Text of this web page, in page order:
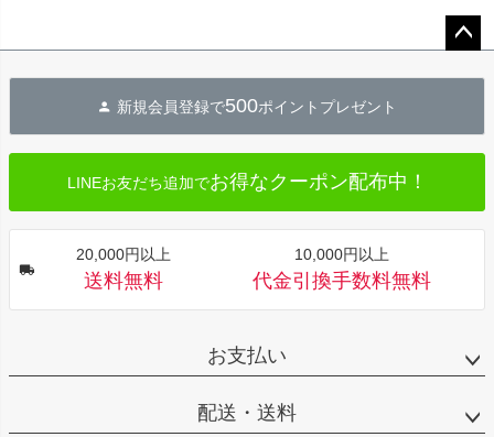
へ
新規会員登録で500ポイントプレゼント
LINEお友だち追加でお得なクーポン配布中！
20,000円以上
送料無料
10,000円以上
代金引換手数料無料
お支払い
配送・送料